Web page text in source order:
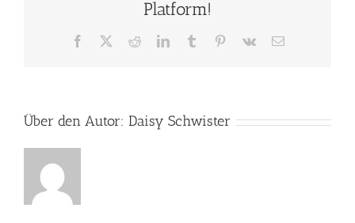
Platform!
Facebook RedditLinkedInTumblr Pinterest
Vk
E-
Über den Autor: Daisy Schwister